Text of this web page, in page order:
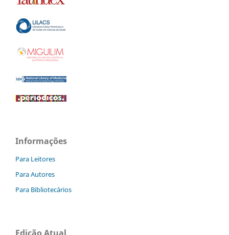
Informações
Para Leitores
Para Autores
Para Bibliotecários